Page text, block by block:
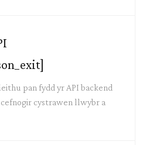
pan fydd yr API backend
cystrawen llwybr a